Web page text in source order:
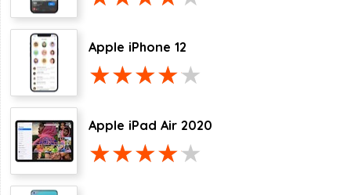
Apple iPhone 12
Apple iPad Air 2020